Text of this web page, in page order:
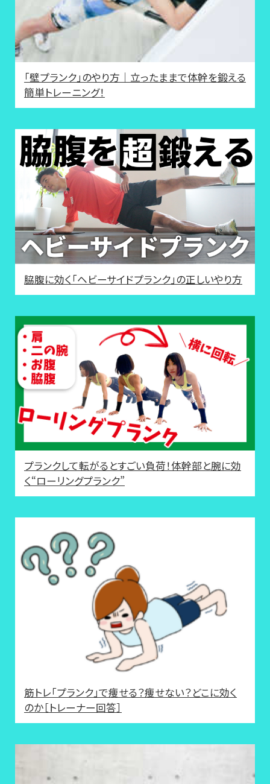
「壁プランク」のやり方｜立ったままで体幹を鍛える
簡単トレーニング！
脇腹に効く「ヘビーサイドプランク」の正しいやり方
プランクして転がるとすごい負荷！体幹部と腕に効
く“ローリングプランク”
筋トレ「プランク」で痩せる？痩せない？どこに効く
のか［トレーナー回答］